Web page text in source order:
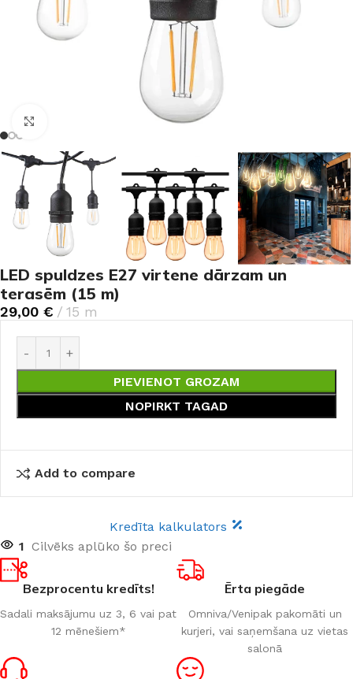
Noklikšķiniet, lai palielinātu
LED spuldzes E27 virtene dārzam un
terasēm (15 m)
29,00 € 15 m
PIEVIENOT GROZAM
NOPIRKT TAGAD
Add to compare
Kredīta kalkulators
1 Cilvēks aplūko šo preci
Bezprocentu kredīts!
Sadali maksājumu uz 3, 6 vai pat
12 mēnešiem*
Ērta piegāde
Omniva/Venipak pakomāti un
kurjeri, vai saņemšana uz vietas
salonā